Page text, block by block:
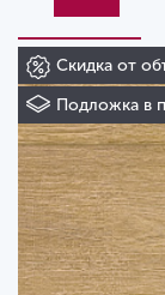
Скидка от
Подложка в